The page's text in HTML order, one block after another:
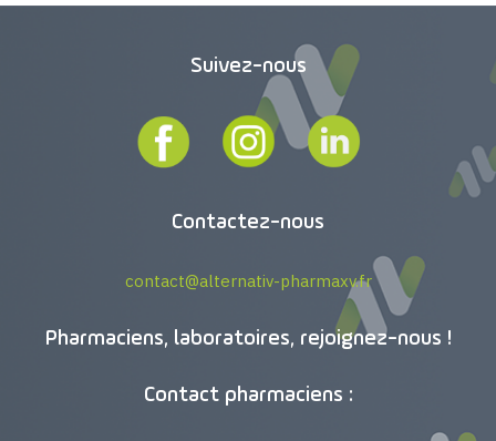
Suivez-nous
Contactez-nous
contact@alternativ-pharmaxv.fr
Pharmaciens, laboratoires, rejoignez-nous !
Contact pharmaciens :